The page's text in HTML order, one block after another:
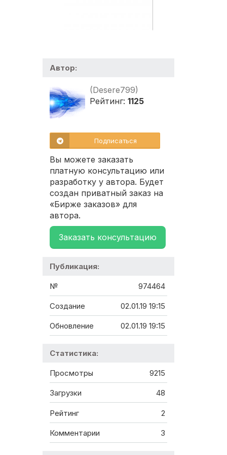
Автор:
(Desere799)
Рейтинг: 1125
Подписаться
Вы можете заказать
платную консультацию или
разработку у автора. Будет
создан приватный заказ на
«Бирже заказов» для
автора.
Заказать консультацию
Публикация:
№ 974464
Создание 02.01.19 19:15
Обновление 02.01.19 19:15
Статистика:
Просмотры 9215
Загрузки 48
Рейтинг 2
Комментарии 3